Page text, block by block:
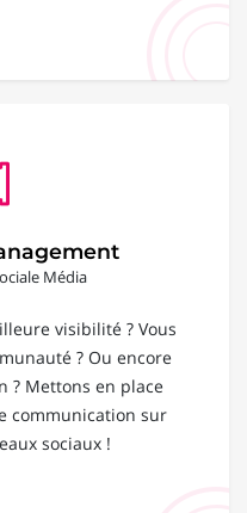
Média
visibilité ? Vous
? Ou encore
? Mettons en place
communication sur
sociaux !